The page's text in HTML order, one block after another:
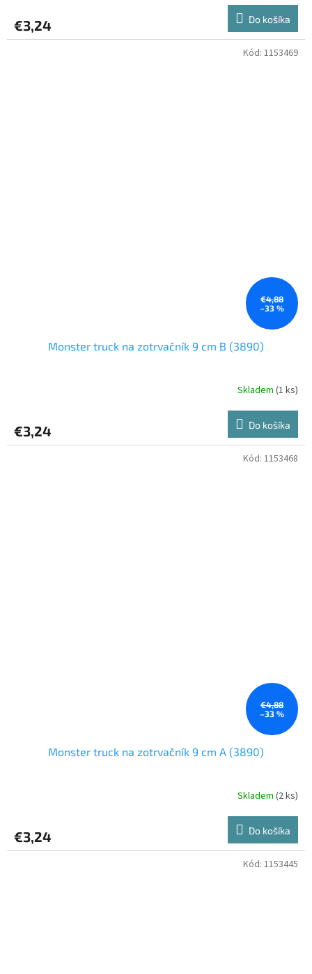
€3,24 Do košíka
€4,88
–33 %
Monster truck na zotrvačník 9 cm B (3890)
Skladem (1 ks)
€3,24 Do košíka
Kód: 1153469
€4,88
–33 %
Monster truck na zotrvačník 9 cm A (3890)
Skladem (2 ks)
€3,24 Do košíka
Kód: 1153468
Kód: 1153445